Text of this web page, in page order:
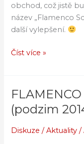
obchod, což jistě
název „Flamenco
další vylepšení.
Číst více »
(podzim
Diskuze /Aktuality /
FLAMENCO
KURZY
OSTRAVA
(podzim